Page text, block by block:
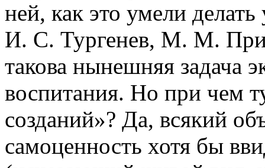
ней, как это умели делать
И. С. Тургенев, М. М.
такова нынешняя задача
воспитания. Но при чем
созданий»? Да, всякий
самоценность хотя бы